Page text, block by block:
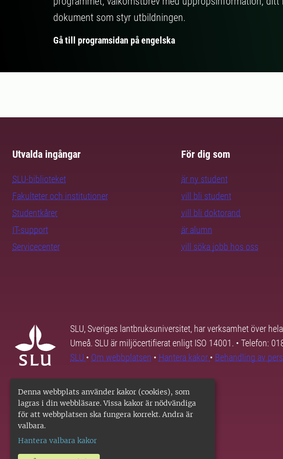
Denna webbplats använder kakor (cookies), som
lagras i din webbläsare. Vissa kakor är nödvändiga
för att webbplatsen ska fungera korrekt. Andra är
valbara.
Hantera valbara kakor
dokument som styr utbildningen.
Gå till programsidan på engelska
Utvalda ingångar
SLU-biblioteket
Fakulteter och institutioner
Studentkårer
IT-support
Servicecenter
För dig som
är ny student
vill bli student
vill bli doktorand
är alumn
vill söka jobb hos oss
SLU, Sveriges lantbruksuniversitet, har verksamhet över
Umeå. SLU är miljöcertifierat enligt ISO 14001. • Telefon:
SLU • Om webbplatsen • Hantera kakor • Behandling av